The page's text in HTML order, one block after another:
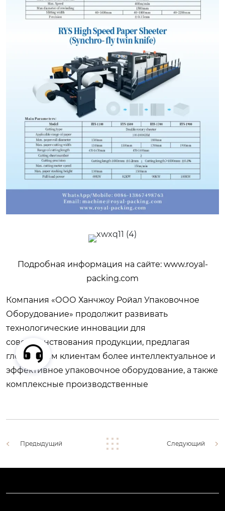
Подробная информация на сайте: www.royal-
packing.com
Компания «ООО Ханчжоу Ройал Упаковочное
Оборудование» продолжит развивать
технологические инновации для
совершенствования продукции, предлагая
глобальным клиентам более интеллектуальное и
эффективное упаковочное оборудование, а также
комплексные производственные
Предыдущий Следующий